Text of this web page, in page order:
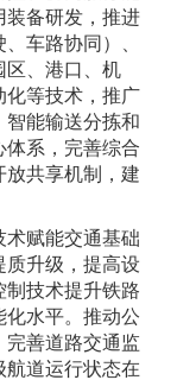
装备研发，推进
车路协同）、
区、港口、机
化等技术，推广
智能输送分拣和
体系，完善综合
放共享机制，建
赋能交通基础
质升级，提高设
制技术提升铁路
化水平。推动公
完善道路交通监
航道运行状态在